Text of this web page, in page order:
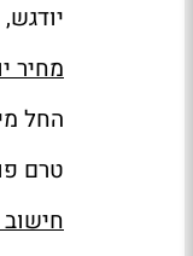
מחיר
החל מיוני 2015 עומד תעריף יום הבראה במגזר
טרם